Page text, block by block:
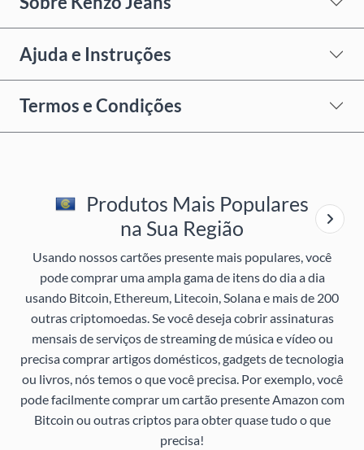
Ajuda e Instruções
Termos e Condições
Produtos Mais Populares
na Sua Região
Usando nossos cartões presente mais populares, você
pode comprar uma ampla gama de itens do dia a dia
usando Bitcoin, Ethereum, Litecoin, Solana e mais de 200
outras criptomoedas. Se você deseja cobrir assinaturas
mensais de serviços de streaming de música e vídeo ou
precisa comprar artigos domésticos, gadgets de tecnologia
ou livros, nós temos o que você precisa. Por exemplo, você
pode facilmente comprar um cartão presente Amazon com
Bitcoin ou outras criptos para obter quase tudo o que
precisa!